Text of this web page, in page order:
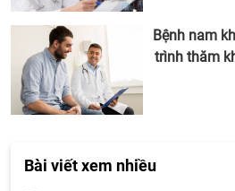
Bệnh nam
trình thăm
Bài viết xem nhiều